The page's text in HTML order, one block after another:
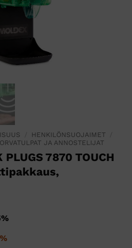
HENKILÖNSUOJAIMET
JA ANNOSTELIJAT
PLUGS 7870 TOUCH